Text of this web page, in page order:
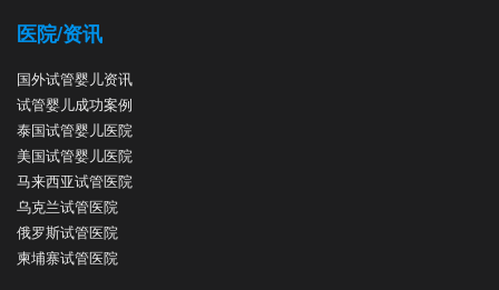
医院/资讯
国外试管婴儿资讯
试管婴儿成功案例
泰国试管婴儿医院
美国试管婴儿医院
马来西亚试管医院
乌克兰试管医院
俄罗斯试管医院
柬埔寨试管医院